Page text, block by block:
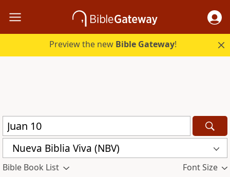
Preview the new Bible Gateway!
Nueva Biblia Viva (NBV)
Bible Book List Font Size